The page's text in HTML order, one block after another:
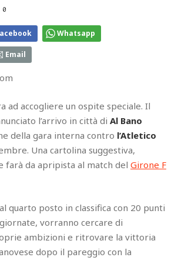
0
Whatsapp
Email
ad accogliere un ospite speciale. Il
l’arrivo in città di Al Bano
della gara interna contro l’Atletico
Una cartolina suggestiva,
farà da apripista al match del Girone F
quarto posto in classifica con 20 punti
vorranno cercare di
ambizioni e ritrovare la vittoria
dopo il pareggio con la